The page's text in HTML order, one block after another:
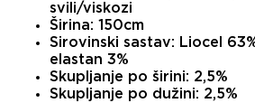
svili/viskozi
Širina: 150cm
Sirovinski sastav: Liocel
elastan 3%
Skupljanje po širini: 2,5%
Skupljanje po dužini: 2,5%